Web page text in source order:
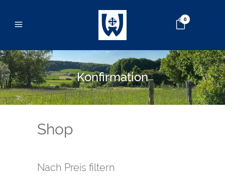
0
Konfirmation
Shop
Nach Preis filtern